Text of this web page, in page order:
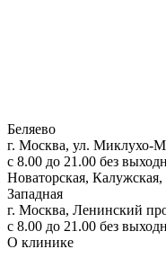
Беляево
г. Москва, ул. Миклухо-
с 8.00 до 21.00 без
Новаторская,
Западная
г. Москва, Ленинский
с 8.00 до 21.00 без
О клинике